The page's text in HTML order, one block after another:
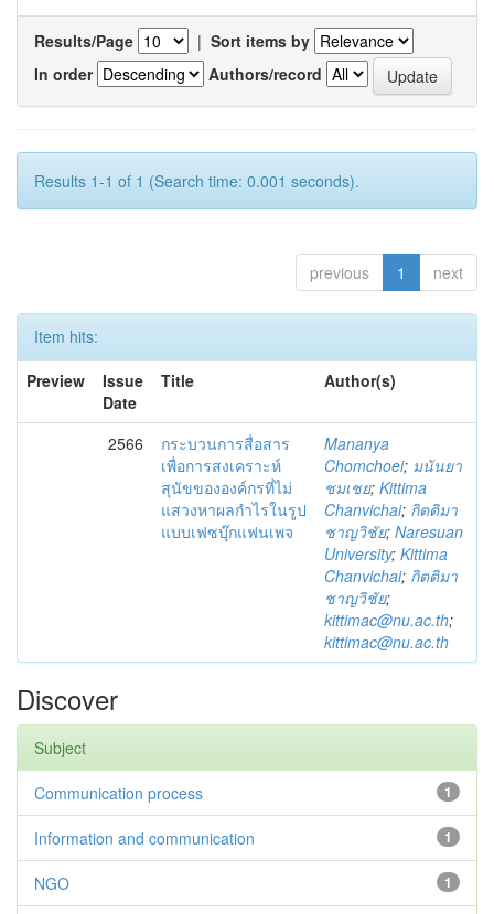
Results/Page | Sort items by
In order
Authors/record
Results 1-1 of 1 (Search time: 0.001 seconds).
previous 1 next
Item hits:
Preview
Issue
Date
Title Author(s)
2566
กระบวนการสื่อสาร
เพื่อการสงเคราะห์
สุนัขขององค์กรที่ไม่
แสวงหาผลกำไรในรูป
แบบเฟซบุ๊กแฟนเพจ
Mananya
Chomchoei; มนันยา
ชมเชย; Kittima
Chanvichai; กิตติมา
ชาญวิชัย; Naresuan
University; Kittima
Chanvichai; กิตติมา
ชาญวิชัย;
kittimac@nu.ac.th;
kittimac@nu.ac.th
Discover
Subject
1
Communication process
1
Information and communication
1
NGO